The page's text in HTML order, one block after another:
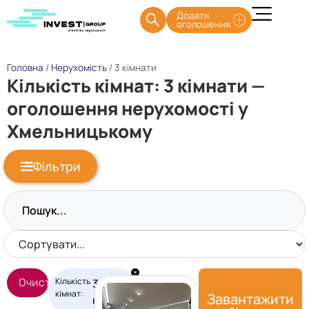
Додати
оголошення
Головна / Нерухомість /3 кімнати
Кількість кімнат: 3 кімнати —
оголошення нерухомості у
Хмельницькому
Фільтри
Очистити фільтри
Кількість
кімнат:
3
кімнати
×
Завантажити